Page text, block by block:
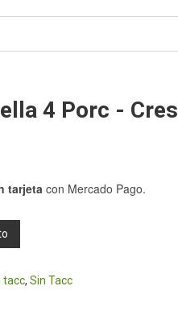
4 Porc - Cres
tarjetacon Mercado Pago.
tacc, Sin Tacc